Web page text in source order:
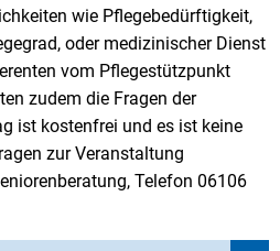
wie Pflegebedürftigkeit,
oder medizinischer Dienst
vom Pflegestützpunkt
zudem die Fragen der
ist kostenfrei und es ist keine
zur Veranstaltung
Telefon 06106